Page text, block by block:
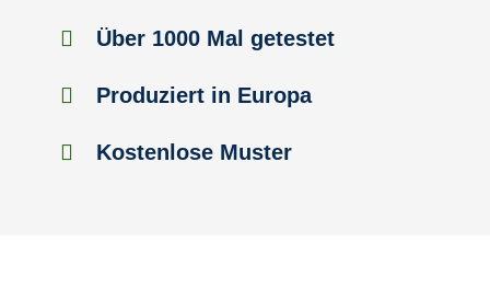
Über 1000 Mal getestet
Produziert in Europa
Kostenlose Muster